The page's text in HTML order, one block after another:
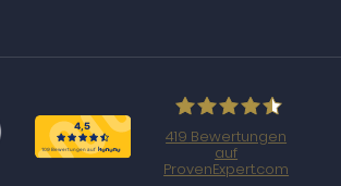
steueragenten.de
419 Bewertungen
auf
ProvenExpert.com